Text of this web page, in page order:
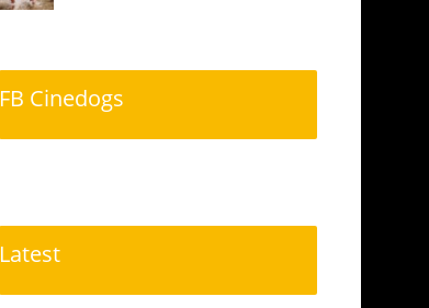
FB Cinedogs
Latest